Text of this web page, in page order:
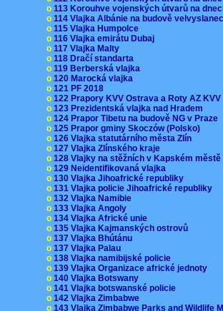
o 113 Korouhve vojenských útvarů na
o 114 Vlajka Albánie na budově
o 115 Vlajka Humpolce
o 116 Vlajka emirátu Dubaj
o 117 Vlajka Malty
o 118 Dračí standarta
o 119 Berberská vlajka
o 120 Marocká vlajka
o 121 PF 2018
o 122 Prapory KVV Ostrava a Roty AZ
o 123 Prezidentská vlajka nad Hradem
o 124 Prapor Tibetu na budově NG v Praze
o 125 Prapor gminy Skoczów (Polsko)
o 126 Vlajka statutárního města Zlín
o 127 Vlajka Zlínského kraje
o 128 Vlajky na stěžních v Kapském
o 129 Neidentifikovaná vlajka
o 130 Vlajka Jihoafrické republiky
o 131 Vlajka policie Jihoafrické republiky
o 132 Vlajka Namibie
o 133 Vlajka Angoly
o 134 Vlajka Africké unie
o 135 Vlajka Kajmanských ostrovů
o 137 Vlajka Bhútánu
o 137 Vlajka Palau
o 138 Vlajka namibijské policie
o 139 Vlajka Organizace africké jednoty
o 140 Vlajka Botswany
o 141 Vlajka botswanské policie
o 142 Vlajka Zimbabwe
o 143 Vlajka Zimbabwe Parks and Wildlife